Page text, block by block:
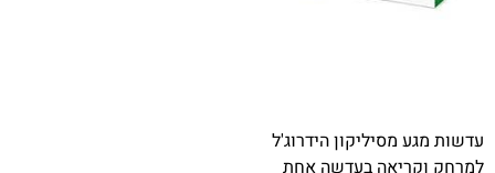
עדשות מגע מסיליקון הידרוג'ל
למרחק וקריאה בעדשה אחת